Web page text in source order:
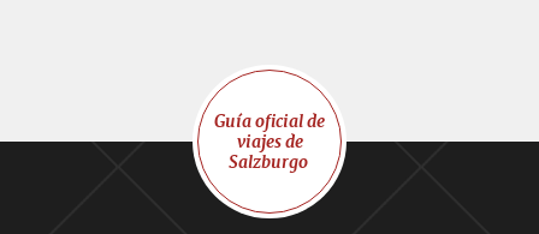
Guía oficial de
viajes de
Salzburgo